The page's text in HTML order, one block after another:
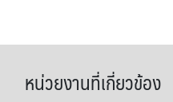
หน่วยงานที่เกี่ยวข้อง